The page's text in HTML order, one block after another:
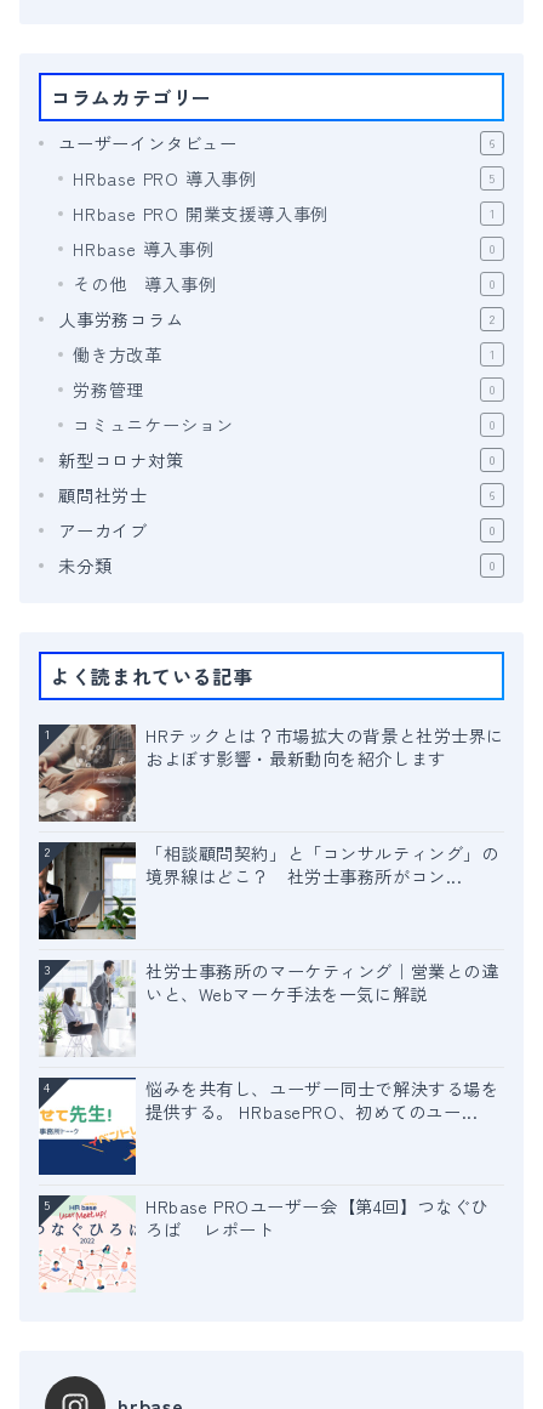
コラムカテゴリー
ユーザーインタビュー 6
HRbase PRO 導入事例 5
HRbase PRO 開業支援導入事例 1
HRbase 導入事例 0
その他 導入事例 0
人事労務コラム 2
働き方改革 1
労務管理 0
コミュニケーション 0
新型コロナ対策 0
顧問社労士 6
アーカイブ 0
未分類 0
よく読まれている記事
1
HRテックとは？市場拡大の背景と社労士界に
およぼす影響・最新動向を紹介します
2
「相談顧問契約」と「コンサルティング」の
境界線はどこ？ 社労士事務所がコン...
3
社労士事務所のマーケティング｜営業との違
いと、Webマーケ手法を一気に解説
4
悩みを共有し、ユーザー同士で解決する場を
提供する。 HRbasePRO、初めてのユー...
5
HRbase PROユーザー会【第4回】つなぐひ
ろば レポート